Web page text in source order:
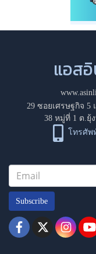
แอส
29 ซอยเศรษฐกิจ 5
38 หมู่ที่ 1 ต.ยุ้
โทรศัพ
Subscribe